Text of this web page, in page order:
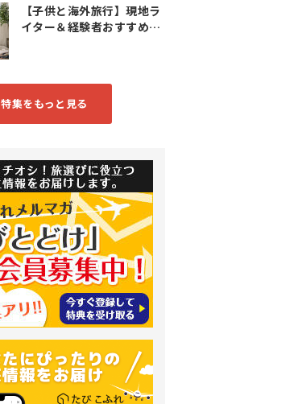
【子供と海外旅行】現地ラ
イター＆経験者おすすめス
特集をもっと見る